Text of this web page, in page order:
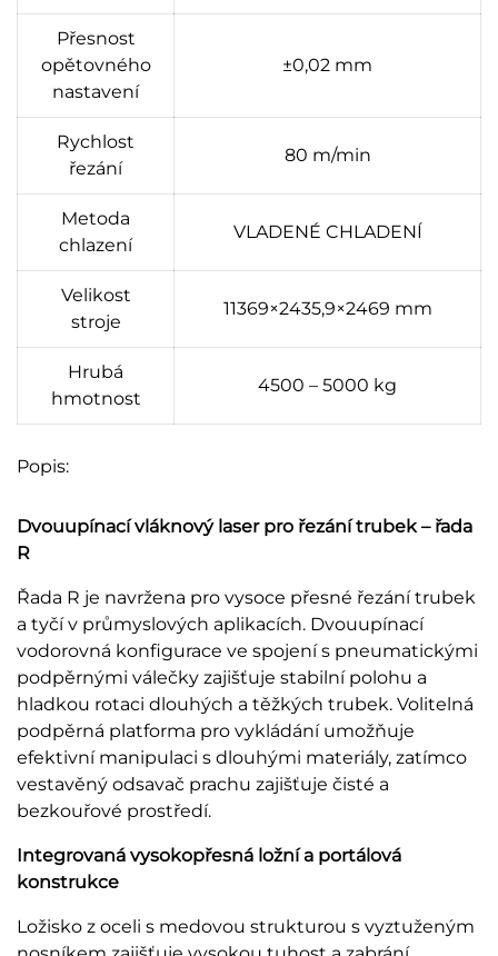
Přesnost
opětovného
nastavení
±0,02 mm
Rychlost
řezání
80 m/min
Metoda
chlazení
VLADENÉ CHLADENÍ
Velikost
stroje
11369×2435,9×2469 mm
Hrubá
hmotnost
4500 – 5000 kg
Popis:
Dvouupínací vláknový laser pro řezání trubek – řada
R
Řada R je navržena pro vysoce přesné řezání trubek
a tyčí v průmyslových aplikacích. Dvouupínací
vodorovná konfigurace ve spojení s pneumatickými
podpěrnými válečky zajišťuje stabilní polohu a
hladkou rotaci dlouhých a těžkých trubek. Volitelná
podpěrná platforma pro vykládání umožňuje
efektivní manipulaci s dlouhými materiály, zatímco
vestavěný odsavač prachu zajišťuje čisté a
bezkouřové prostředí.
Integrovaná vysokopřesná ložní a portálová
konstrukce
Ložisko z oceli s medovou strukturou s vyztuženým